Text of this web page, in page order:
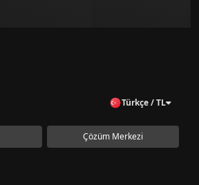
Türkçe / TL
Çözüm Merkezi